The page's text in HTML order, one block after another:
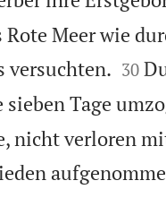
Meer wie
versuchten.
30
sieben Tage
nicht verloren